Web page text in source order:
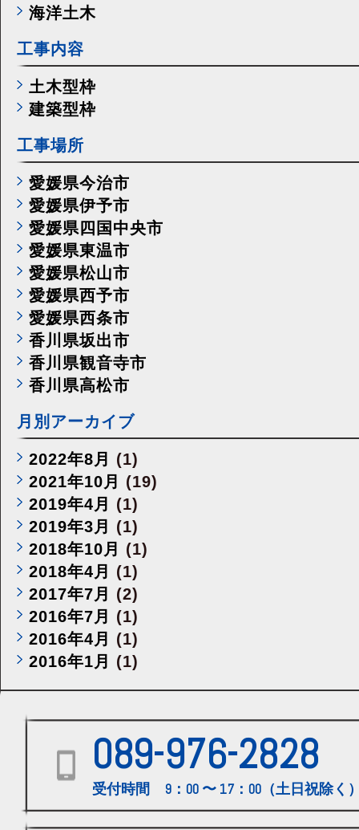
海洋土木
工事内容
土木型枠
建築型枠
工事場所
愛媛県今治市
愛媛県伊予市
愛媛県四国中央市
愛媛県東温市
愛媛県松山市
愛媛県西予市
愛媛県西条市
香川県坂出市
香川県観音寺市
香川県高松市
月別アーカイブ
2022年8月
(1)
2021年10月
(19)
2019年4月
(1)
2019年3月
(1)
2018年10月
(1)
2018年4月
(1)
2017年7月
(2)
2016年7月
(1)
2016年4月
(1)
2016年1月
(1)
089-976-2828
受付時間 9：00 〜 17：00（土日祝除く